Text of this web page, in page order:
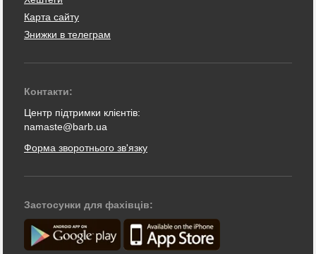
Карта сайту
Знижки в телеграм
Контакти:
Центр підтримки клієнтів:
namaste@barb.ua
Форма зворотнього зв'язку
Застосунки для фахівців: